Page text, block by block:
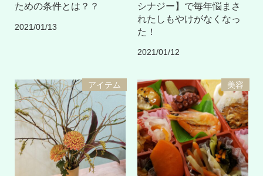
ための条件とは？？
2021/01/13
シナジー】で毎年悩まさ
れたしもやけがなくなっ
た！
2021/01/12
アイテム 美容